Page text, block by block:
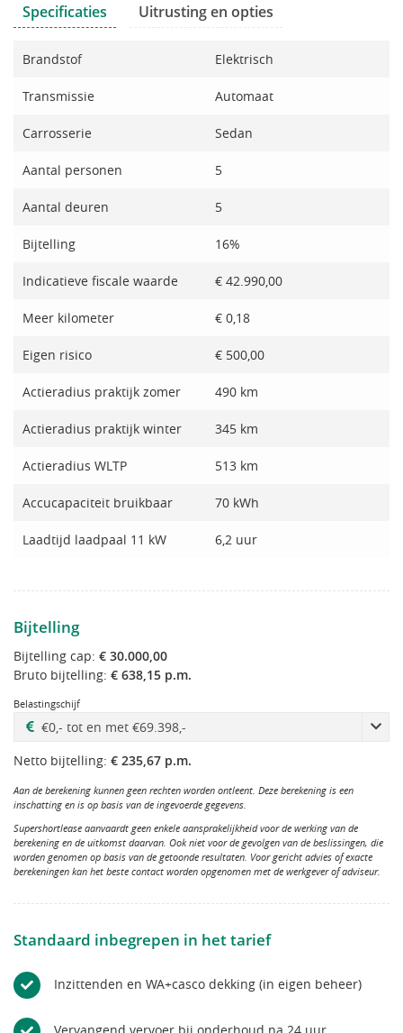
Specificaties Uitrusting en opties
Brandstof Elektrisch
Transmissie Automaat
Carrosserie Sedan
Aantal personen 5
Aantal deuren 5
Bijtelling 16%
Indicatieve fiscale waarde € 42.990,00
Meer kilometer € 0,18
Eigen risico € 500,00
Actieradius praktijk zomer 490 km
Actieradius praktijk winter 345 km
Actieradius WLTP 513 km
Accucapaciteit bruikbaar 70 kWh
Laadtijd laadpaal 11 kW 6,2 uur
Bijtelling
Bijtelling cap: € 30.000,00
Bruto bijtelling: € 638,15 p.m.
Belastingschijf
Netto bijtelling: € 235,67 p.m.
Aan de berekening kunnen geen rechten worden ontleent. Deze berekening is een
inschatting en is op basis van de ingevoerde gegevens.
Supershortlease aanvaardt geen enkele aansprakelijkheid voor de werking van de
berekening en de uitkomst daarvan. Ook niet voor de gevolgen van de beslissingen, die
worden genomen op basis van de getoonde resultaten. Voor gericht advies of exacte
berekeningen kan het beste contact worden opgenomen met de werkgever of adviseur.
Standaard inbegrepen in het tarief
Inzittenden en WA+casco dekking (in eigen beheer)
Vervangend vervoer bij onderhoud na 24 uur